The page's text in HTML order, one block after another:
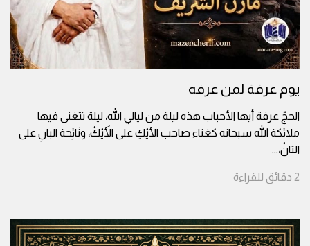
يوم عرفة لمن عرفه
الحجّ عرفة أيها الأحباب هذه ليلة من ليالي الله، ليلة تتغنى فيها
ملائكة الله سبحانه كغناء صاحب الأيْكِ على الأَيْكْ، ونَائِحة البانِ على
البَانْ،...
2 دقائق للقراءة